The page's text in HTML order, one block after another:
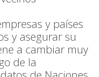
y países
y asegurar su
a cambiar muy
de la